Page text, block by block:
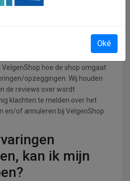
VelgenShop hoe de shop omgaat
opzeggingen. Wij houden
de reviews over wordt
klachten te melden over het
en/of annuleren bij VelgenShop.
kan ik mijn
Oké